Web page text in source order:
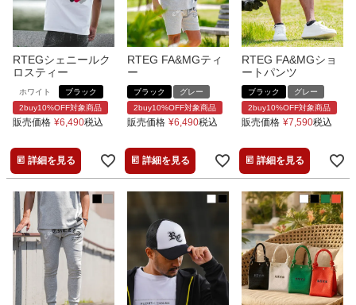
RTEGシェニールク
ロスティー
ホワイト
ブラック
2buy10%OFF対象商品
販売価格 ¥6,490税込
詳細を見る
RTEG FA&MGティ
ー
ブラック
グレー
2buy10%OFF対象商品
販売価格 ¥6,490税込
詳細を見る
RTEG FA&MGショ
ートパンツ
ブラック
グレー
2buy10%OFF対象商品
販売価格 ¥7,590税込
詳細を見る